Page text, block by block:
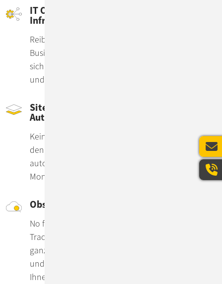
IT Operations: Applikations- &
Infrastruktur-Betrieb & 7x24-Support
Reibungslos betreibbare Software garantiert Ihnen
Business Continuity & Gelassenheit. Verlassen Sie
sich auf uns in heterogenen Umgebungen, 7x24
und mit deutschsprachigem Support.
Site Reliability Engineering –
Automation first
Keine Gaps zwischen Dev & Ops: SRE betrachtet
den IT-Betrieb als Software-Aufgabe. Durch
automatisierte Workflows, Metriken & visualisiertes
Monitoring machen wir Apps noch verlässlicher.
Observability – den Fehlern auf der Spur
No fault by default: Monitoring, Logging und
Tracing sind die drei Bausteine, die die
ganzheitliche Beobachtbarkeit von IT-Systemen
und Applikationen ermöglichen. ConSol zeigt
Ihnen wie.